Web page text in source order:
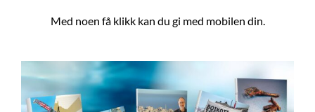
Med noen få klikk kan du gi med mobilen din.